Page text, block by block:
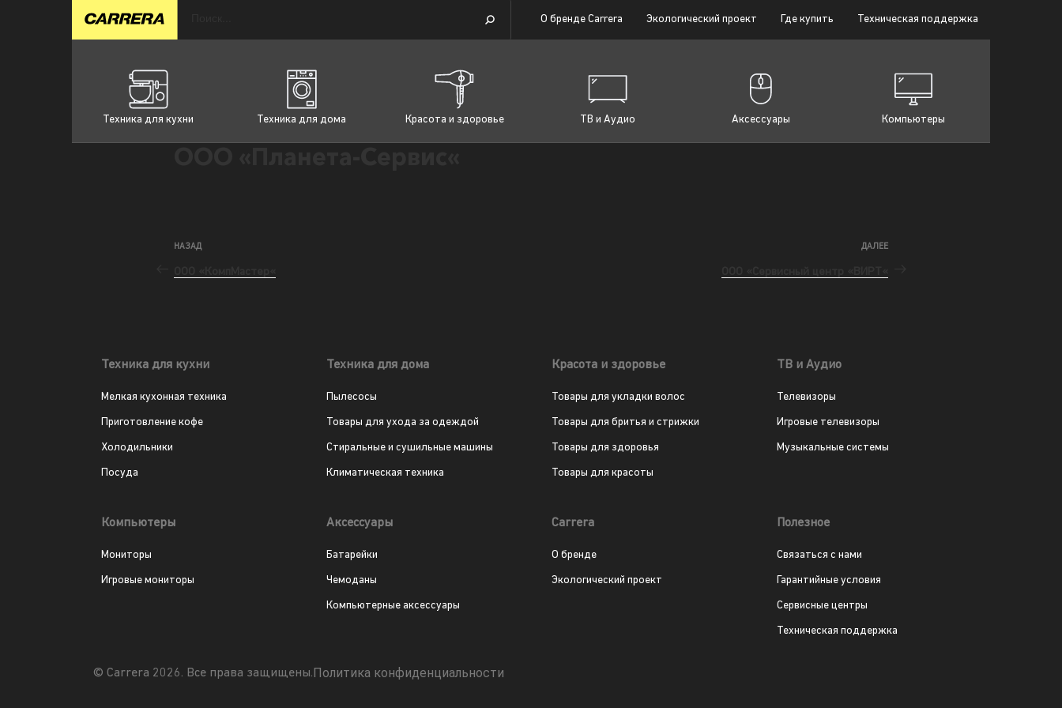
О бренде Carrera Экологический проект Где купить Техническая поддержка
Техника для кухни Техника для дома Красота и здоровье ТВ и Аудио Аксессуары Компьютеры
НАЗАД ДАЛЕЕ
Техника для кухни
Мелкая кухонная техника
Приготовление кофе
Холодильники
Посуда
Техника для дома
Пылесосы
Товары для ухода за одеждой
Стиральные и сушильные машины
Климатическая техника
Красота и здоровье
Товары для укладки волос
Товары для бритья и стрижки
Товары для здоровья
Товары для красоты
ТВ и Аудио
Телевизоры
Игровые телевизоры
Музыкальные системы
Компьютеры
Мониторы
Игровые мониторы
Аксессуары
Батарейки
Чемоданы
Компьютерные аксессуары
Carrera
О бренде
Экологический проект
Полезное
Связаться с нами
Гарантийные условия
Сервисные центры
Техническая поддержка
© Carrera 2026. Все права защищены.Политика конфиденциальности